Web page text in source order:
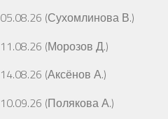
05.08.26 (Сухомлинова В.)
11.08.26 (Морозов Д.)
14.08.26 (Аксёнов А.)
10.09.26 (Полякова А.)